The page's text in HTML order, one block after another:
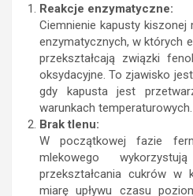
Reakcje enzymatyczne:
Ciemnienie kapusty kiszonej
enzymatycznych, w których
przekształcają związki
oksydacyjne. To zjawisko
gdy kapusta jest
warunkach temperaturowych.
Brak tlenu:
W początkowej fazie
mlekowego
przekształcania cukrów w
miarę upływu czasu